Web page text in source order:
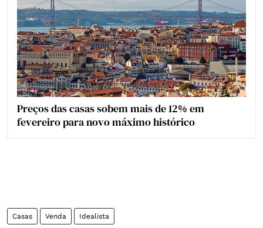
Preços das casas sobem mais de 12% em
fevereiro para novo máximo histórico
Casas Venda Idealista